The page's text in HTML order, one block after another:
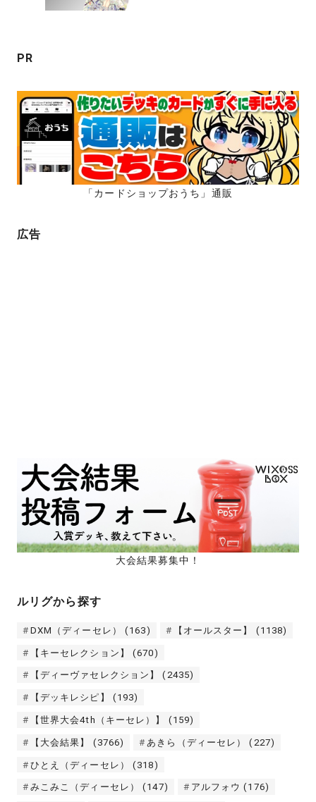
ン
PR
「カードショップおうち」通販
広告
大会結果募集中！
ルリグから探す
DXM（ディーセレ） (163) 【オールスター】 (1138)
【キーセレクション】 (670)
【ディーヴァセレクション】 (2435)
【デッキレシピ】 (193)
【世界大会4th（キーセレ）】 (159)
【大会結果】 (3766) あきら（ディーセレ） (227)
ひとえ（ディーセレ） (318)
みこみこ（ディーセレ） (147) アルフォウ (176)